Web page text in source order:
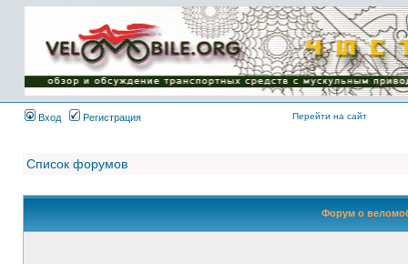
Имя пользователя:
Пароль:
{ LOG_ME_IN_SHORT
}
Вход
Регистрация Перейти на сайт
Список форумов
Форум о